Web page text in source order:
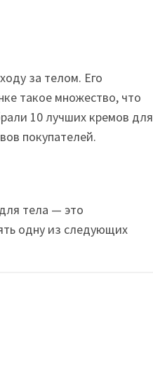
за телом. Его
такое множество, что
10 лучших кремов для
покупателей.
тела — это
одну из следующих